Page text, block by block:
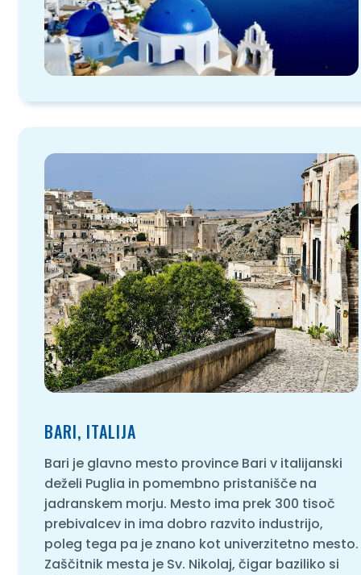
BARI, ITALIJA
Bari je glavno mesto province Bari v italijanski
deželi Puglia in pomembno pristanišče na
jadranskem morju. Mesto ima prek 300 tisoč
prebivalcev in ima dobro razvito industrijo,
poleg tega pa je znano kot univerzitetno mesto.
Zaščitnik mesta je Sv. Nikolaj, čigar baziliko si